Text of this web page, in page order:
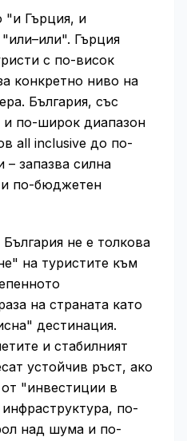
"и Гърция, и
Гърция
с по-висок
конкретно ниво на
България, със
и по-широк диапазон
all inclusive до по-
– запазва силна
и по-бюджетен
не е толкова
на туристите към
на страната като
дестинация.
и стабилният
устойчив ръст, ако
"инвестиции в
по-
над шума и по-